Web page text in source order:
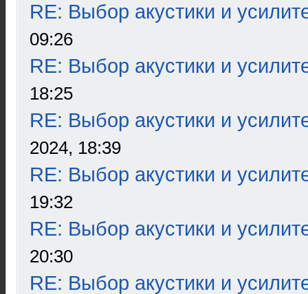
RE: Выбор акустики и
09:26
RE: Выбор акустики и
18:25
RE: Выбор акустики и
2024, 18:39
RE: Выбор акустики и
19:32
RE: Выбор акустики и
20:30
RE: Выбор акустики и